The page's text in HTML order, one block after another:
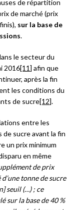
de répartition
de marché (prix
sur la base de
.
le secteur du
2016[11] afin que
après la fin
les conditions du
de sucre[12].
entre les
sucre avant la fin
un prix minimum
en même
de prix
tonne de sucre
seuil (…) ; ce
sur la base de 40 %